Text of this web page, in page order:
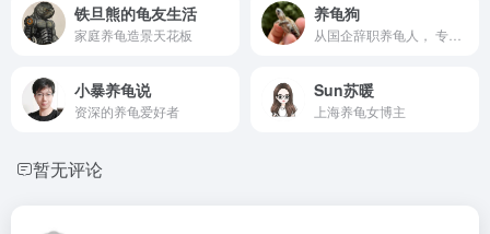
铁旦熊的龟友生活
家庭养龟造景天花板
养龟狗
小暴养龟说
资深的养龟爱好者
Sun苏暖
上海养龟女博主
暂无评论